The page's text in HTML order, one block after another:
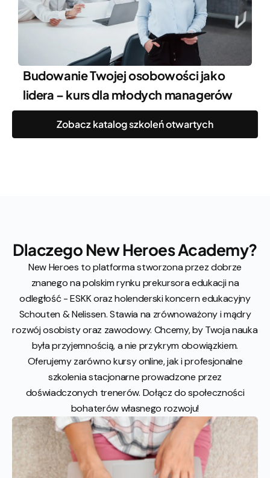
Budowanie Twojej osobowości jako
lidera – kurs dla młodych managerów
Zobacz katalog szkoleń otwartych
Dlaczego New Heroes Academy?
New Heroes to platforma stworzona przez dobrze
znanego na polskim rynku prekursora edukacji na
odległość - ESKK oraz holenderski koncern edukacyjny
Schouten & Nelissen. Stawia na zrównoważony i mądry
rozwój osobisty oraz zawodowy. Chcemy, by Twoja nauka
była przyjemnością, a nie przykrym obowiązkiem.
Oferujemy zarówno kursy online, jak i profesjonalne
szkolenia stacjonarne prowadzone przez
doświadczonych trenerów. Dołącz do społeczności
bohaterów własnego rozwoju!